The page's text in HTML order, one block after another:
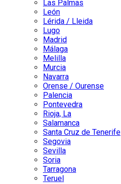
Las Palmas
León
Lérida / Lleida
Lugo
Madrid
Málaga
Melilla
Murcia
Navarra
Orense / Ourense
Palencia
Pontevedra
Rioja, La
Salamanca
Santa Cruz de Tenerife
Segovia
Sevilla
Soria
Tarragona
Teruel